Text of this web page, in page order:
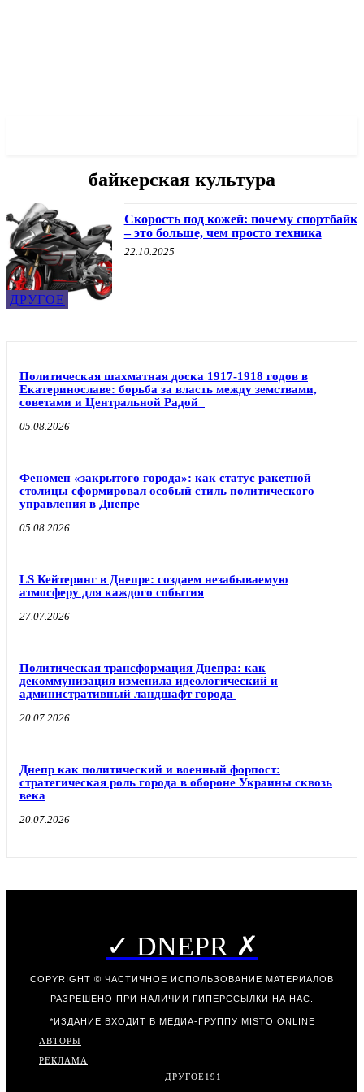
байкерская культура
ДРУГОЕ
Скорость под кожей: почему спортбайк
– это больше, чем просто техника
22.10.2025
Политическая шахматная доска 1917-1918 годов в
Екатеринославе: борьба за власть между земствами,
советами и Центральной Радой
05.08.2026
Феномен «закрытого города»: как статус ракетной
столицы сформировал особый стиль политического
управления в Днепре
05.08.2026
LS Кейтеринг в Днепре: создаем незабываемую
атмосферу для каждого события
27.07.2026
Политическая трансформация Днепра: как
декоммунизация изменила идеологический и
административный ландшафт города
20.07.2026
Днепр как политический и военный форпост:
стратегическая роль города в обороне Украины сквозь
века
20.07.2026
✓ DNEPR ✗
COPYRIGHT © ЧАСТИЧНОЕ ИСПОЛЬЗОВАНИЕ МАТЕРИАЛОВ
РАЗРЕШЕНО ПРИ НАЛИЧИИ ГИПЕРССЫЛКИ НА НАС.
*ИЗДАНИЕ ВХОДИТ В МЕДИА-ГРУППУ MISTO ONLINE
АВТОРЫ
РЕКЛАМА
ДРУГОЕ191